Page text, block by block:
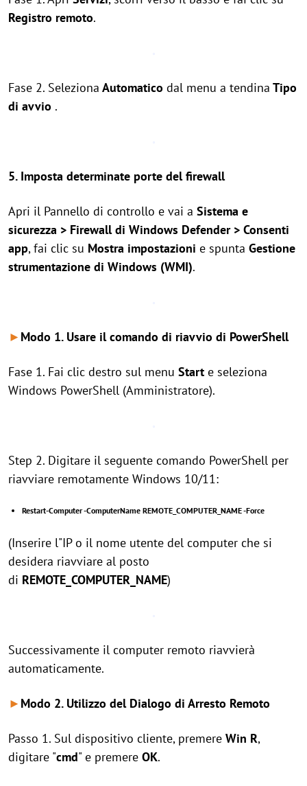
Registro remoto.
Fase 2. Seleziona Automatico dal menu a tendina Tipo
di avvio .
5. Imposta determinate porte del firewall
Apri il Pannello di controllo e vai a Sistema e
sicurezza > Firewall di Windows Defender > Consenti
app, fai clic su Mostra impostazioni e spunta Gestione
strumentazione di Windows (WMI).
► Modo 1. Usare il comando di riavvio di PowerShell
Fase 1. Fai clic destro sul menu Start e seleziona
Windows PowerShell (Amministratore).
Step 2. Digitare il seguente comando PowerShell per
riavviare remotamente Windows 10/11:
Restart-Computer -ComputerName REMOTE_COMPUTER_NAME -Force
(Inserire l"IP o il nome utente del computer che si
desidera riavviare al posto
di REMOTE_COMPUTER_NAME)
Successivamente il computer remoto riavvierà
automaticamente.
► Modo 2. Utilizzo del Dialogo di Arresto Remoto
Passo 1. Sul dispositivo cliente, premere Win R,
digitare "cmd" e premere OK.